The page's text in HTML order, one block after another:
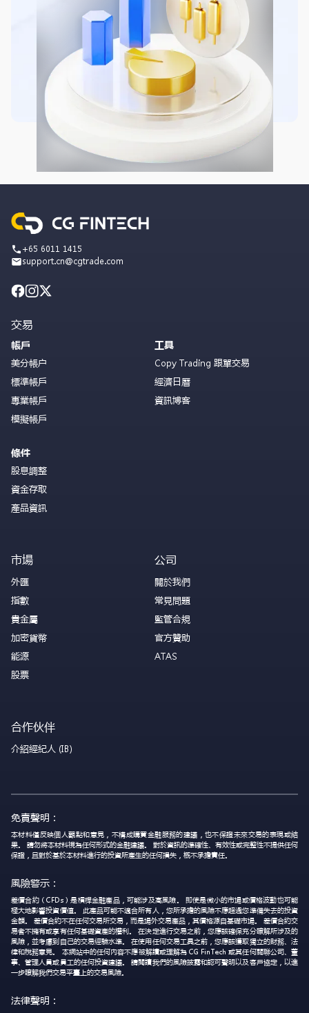
+65 6011 1415
support.cn@cgtrade.com
交易
帳戶
美分帳户
標準帳戶
專業帳戶
模擬帳戶
條件
股息調整
資金存取
產品資訊
工具
Copy Trading 跟單交易
經濟日曆
資訊博客
市場
外匯
指數
貴金屬
加密貨幣
能源
股票
公司
關於我們
常見問題
監管合規
官方贊助
ATAS
合作伙伴
介紹經紀人 (IB)
免責聲明：
本材料僅反映個人觀點和意見，不構成購買金融服務的建議，也不保證未來交易的表現或結
果。 請勿將本材料視為任何形式的金融建議。 對於資訊的準確性、有效性或完整性不提供任何
保證，且對於基於本材料進行的投資所產生的任何損失，概不承擔責任。
風險警示：
差價合約（CFDs）是槓桿金融產品，可能涉及高風險。 即使是微小的市場或價格波動也可能
極大地影響投資價值。 此產品可能不適合所有人，您所承擔的風險不應超過您準備失去的投資
金額。 差價合約不在任何交易所交易，而是場外交易產品，其價格源自基礎市場。 差價合約交
易者不擁有或享有任何基礎資產的權利。 在決定進行交易之前，您應該確保充分瞭解所涉及的
風險，並考慮到自己的交易經驗水準。 在使用任何交易工具之前，您應該獲取獨立的財務、法
律和稅務意見。 本網站中的任何內容不應被解讀或理解為 CG FinTech 或其任何關聯公司、董
事、管理人員或員工的任何投資建議。 請閱讀我們的風險披露和認可聲明以及客戶協定，以進
一步瞭解我們交易平臺上的交易風險。
法律聲明：